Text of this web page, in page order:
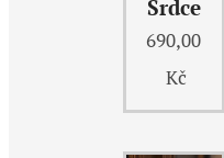
Srdce
690,00
Kč